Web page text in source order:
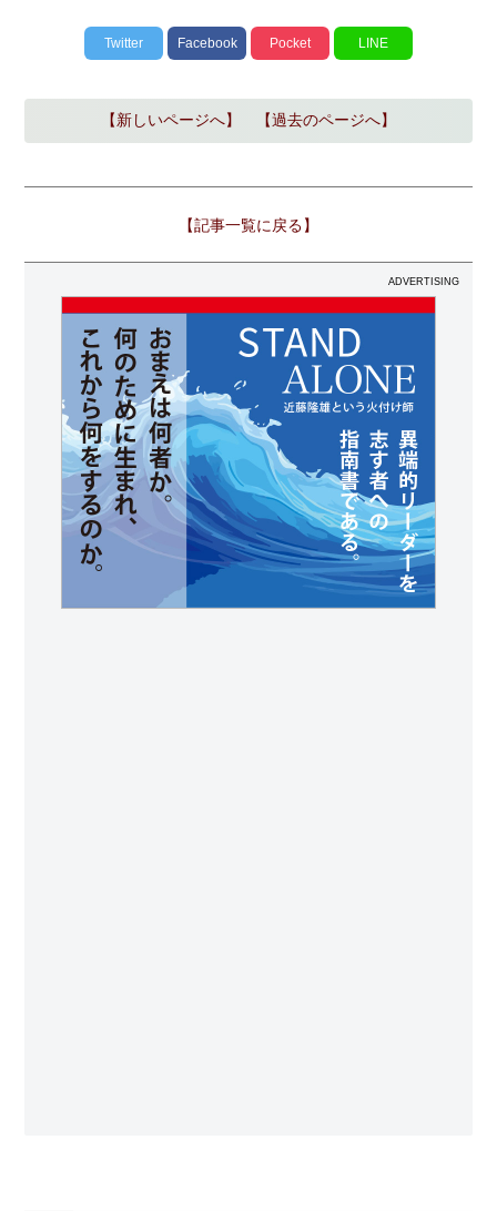
Twitter Facebook Pocket LINE
【新しいページへ】 【過去のページへ】
【記事一覧に戻る】
ADVERTISING